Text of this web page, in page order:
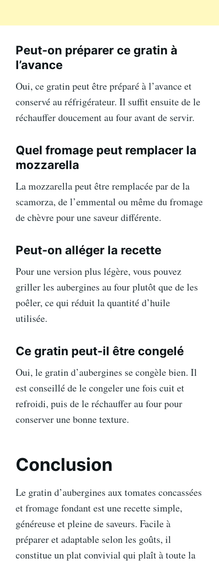
Peut-on préparer ce gratin à
l’avance
Oui, ce gratin peut être préparé à l’avance et
conservé au réfrigérateur. Il suffit ensuite de le
réchauffer doucement au four avant de servir.
Quel fromage peut remplacer la
mozzarella
La mozzarella peut être remplacée par de la
scamorza, de l’emmental ou même du fromage
de chèvre pour une saveur différente.
Peut-on alléger la recette
Pour une version plus légère, vous pouvez
griller les aubergines au four plutôt que de les
poêler, ce qui réduit la quantité d’huile
utilisée.
Ce gratin peut-il être congelé
Oui, le gratin d’aubergines se congèle bien. Il
est conseillé de le congeler une fois cuit et
refroidi, puis de le réchauffer au four pour
conserver une bonne texture.
Conclusion
Le gratin d’aubergines aux tomates concassées
et fromage fondant est une recette simple,
généreuse et pleine de saveurs. Facile à
préparer et adaptable selon les goûts, il
constitue un plat convivial qui plaît à toute la